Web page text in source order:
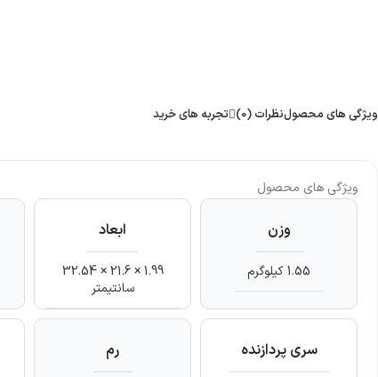
ویژگی های محصولنظرات (0) تجربه های خرید
ویژگی های محصول
وزن
1.55 کیلوگرم
ابعاد
1.99 × 21.6 × 32.54
سانتیمتر
سری پردازنده رم